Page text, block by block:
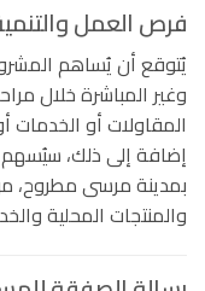
فرص العمل
يُتوقع أن يُساهم
وغير المباشرة خلال
المقاولات أو الخدمات
إضافة إلى ذلك،
بمدينة مرسى مطروح،
والمنتجات المحلية